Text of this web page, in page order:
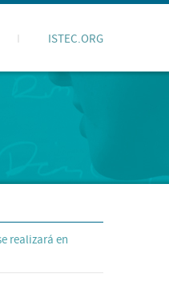
ISTEC.ORG
realizará en